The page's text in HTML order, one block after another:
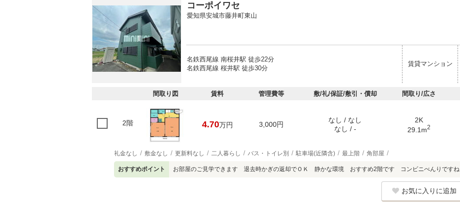
コーポイワセ
愛知県安城市藤井町東山
名鉄西尾線 南桜井駅 徒歩22分
名鉄西尾線 桜井駅 徒歩30分
賃貸マンション
間取り図 賃料 管理費等 敷/礼/保証/敷引・償却 間取り/広さ
2階 4.70万円 3,000円
なし / なし
なし / -
2K
29.1m2
礼金なし 敷金なし 更新料なし 二人暮らし バス・トイレ別 駐車場(近隣含) 最上階 角部屋
おすすめポイント お部屋のご見学できます 退去時かぎの返却でＯＫ 静かな環境 おすすめ2階です コンビニべんりですね
お気に入りに追加